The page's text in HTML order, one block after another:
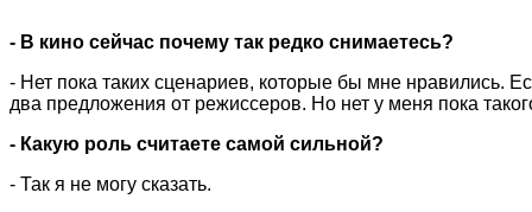
- В кино сейчас почему так редко снимаетесь?
- Нет пока таких сценариев, которые бы мне нравились.
два предложения от режиссеров. Но нет у меня пока
- Какую роль считаете самой сильной?
- Так я не могу сказать.